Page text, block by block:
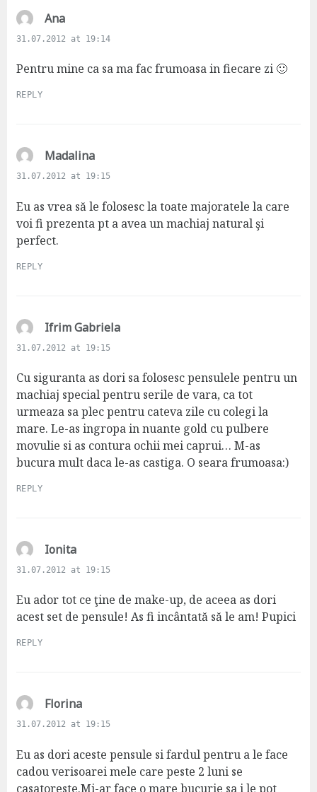
Anas
a
s
31.07.2012 at 19:14
Pentru mine ca sa ma fac frumoasa in fiecare zi 🙂
REPLY
Madalinas
a
s
:
31.07.2012 at 19:15
Eu as vrea să le folosesc la toate majoratele la care
voi fi prezenta pt a avea un machiaj natural şi
perfect.
REPLY
Ifrim Gabrielas
s
:
31.07.2012 at 19:15
Cu siguranta as dori sa folosesc pensulele pentru un
machiaj special pentru serile de vara, ca tot
urmeaza sa plec pentru cateva zile cu colegi la
mare. Le-as ingropa in nuante gold cu pulbere
movulie si as contura ochii mei caprui… M-as
bucura mult daca le-as castiga. O seara frumoasa:)
REPLY
Ionitas
a
s
:
31.07.2012 at 19:15
Eu ador tot ce ţine de make-up, de aceea as dori
acest set de pensule! As fi incântată să le am! Pupici
REPLY
Florinas
a
s
:
31.07.2012 at 19:15
Eu as dori aceste pensule si fardul pentru a le face
cadou verisoarei mele care peste 2 luni se
casatoreste.Mi-ar face o mare bucurie sa i le pot